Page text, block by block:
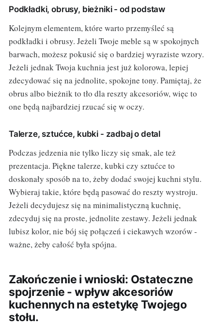
Podkładki, obrusy, bieżniki - od podstaw
Kolejnym elementem, które warto przemyśleć są
podkładki i obrusy. Jeżeli Twoje meble są w spokojnych
barwach, możesz pokusić się o bardziej wyraziste wzory.
Jeżeli jednak Twoja kuchnia jest już kolorowa, lepiej
zdecydować się na jednolite, spokojne tony. Pamiętaj, że
obrus albo bieżnik to tło dla reszty akcesoriów, więc to
one będą najbardziej rzucać się w oczy.
Talerze, sztućce, kubki - zadbaj o detal
Podczas jedzenia nie tylko liczy się smak, ale też
prezentacja. Piękne talerze, kubki czy sztućce to
doskonały sposób na to, żeby dodać swojej kuchni stylu.
Wybieraj takie, które będą pasować do reszty wystroju.
Jeżeli decydujesz się na minimalistyczną kuchnię,
zdecyduj się na proste, jednolite zestawy. Jeżeli jednak
lubisz kolor, nie bój się połączeń i ciekawych wzorów -
ważne, żeby całość była spójna.
Zakończenie i wnioski: Ostateczne
spojrzenie - wpływ akcesoriów
kuchennych na estetykę Twojego
stołu.